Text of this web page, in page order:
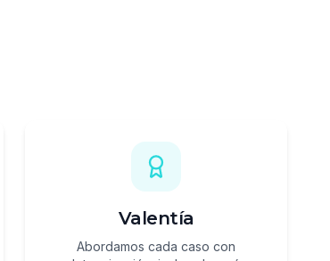
Valentía
Abordamos cada caso con